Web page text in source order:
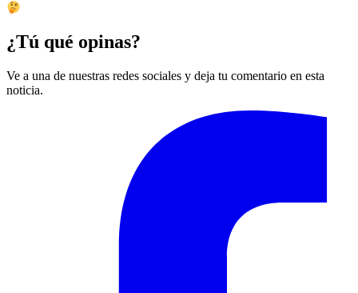
¿Tú qué opinas?
Ve a una de nuestras redes sociales y deja tu comentario en esta
noticia.